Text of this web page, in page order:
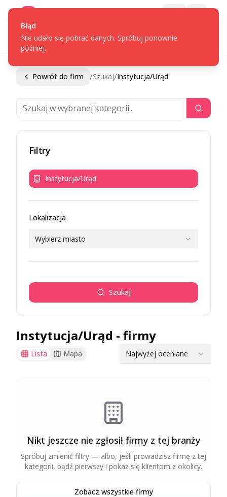
Powrót do firm /Szukaj/Instytucja/Urąd
Filtry
Instytucja/Urąd
Lokalizacja
Wybierz miasto
Szukaj
Instytucja/Urąd - firmy
Lista Mapa Najwyżej oceniane
Nikt jeszcze nie zgłosił firmy z tej branży
Spróbuj zmienić filtry — albo, jeśli prowadzisz firmę z tej
kategorii, bądź pierwszy i pokaż się klientom z okolicy.
Zobacz wszystkie firmy
Błąd
Nie udało się pobrać danych. Spróbuj ponownie
później.